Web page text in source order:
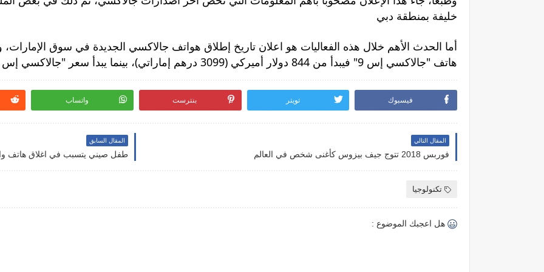
خليفة بمنطقة دبي
هاتف "جالاكسي إس 9" فيبدأ من 844 دولار أميركي (3099 درهم إماراتي)، بينما يبدأ سعر "جالاكسي إس 9 بلاس" من 3499 درهما
فيسبوك تويتر بنترست واتساب
المقال التالي
فوربس 2018 تتوج جيف بيزوس كأغنى شخص في العالم
المقال السابق
طفل صيني يتسبب في اغلاق هاتف والدته
تكنولوجيا
هل اعجبك الموضوع :